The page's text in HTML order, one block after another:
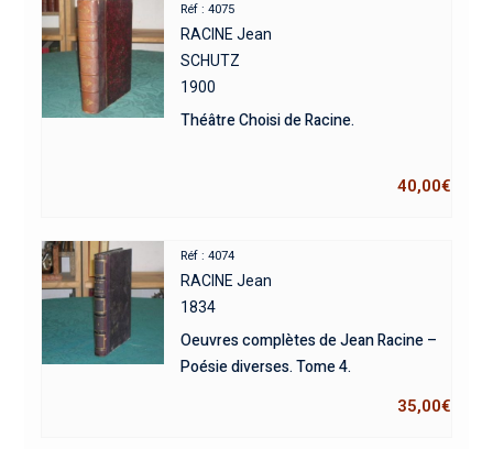
Réf : 4075
RACINE Jean
SCHUTZ
1900
Théâtre Choisi de Racine.
40,00€
Réf : 4074
RACINE Jean
1834
Oeuvres complètes de Jean Racine –
Poésie diverses. Tome 4.
35,00€